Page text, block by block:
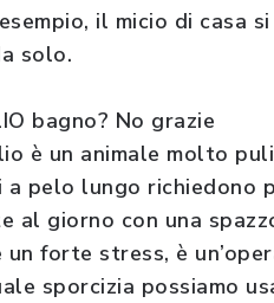
il micio di casa
solo.
bagno? No grazie
è un animale molto
a pelo lungo richiedono
al giorno con una
un forte stress, è
sporcizia possiamo